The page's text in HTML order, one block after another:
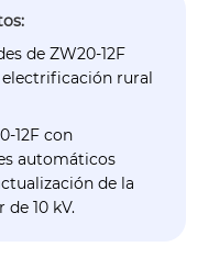
de ZW20-12F
rural
12F con
automáticos
de la
10 kV.